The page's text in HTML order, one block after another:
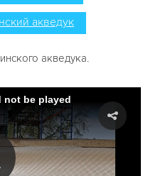
акведук
акведука.
not be played